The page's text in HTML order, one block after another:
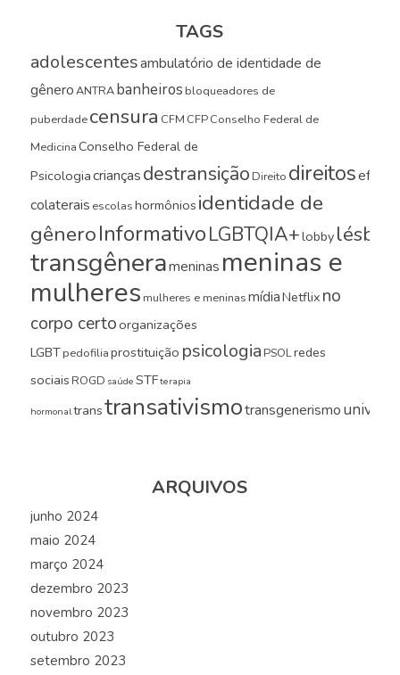
TAGS
adolescentesambulatório de identidade de
gêneroANTRAbanheiros bloqueadores de
puberdadecensura CFM CFPConselho Federal de
MedicinaConselho Federal de
Psicologiacriançasdestransição Direito direitos
colaterais escolashormônios identidade de
gêneroInformativoLGBTQIA+lobby
transgênerameninas meninas e
mulheres mulheres e meninasmídiaNetflix no
corpo certoorganizações
LGBTpedofiliaprostituição psicologia PSOLredes
sociais ROGD saúde STFterapia
hormonaltranstransativismotransgenerismo
ARQUIVOS
junho 2024
maio 2024
março 2024
dezembro 2023
novembro 2023
outubro 2023
setembro 2023